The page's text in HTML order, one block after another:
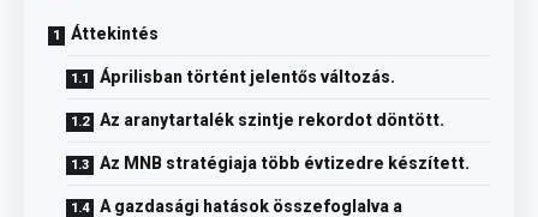
Áttekintés
Áprilisban történt jelentős változás.
Az aranytartalék szintje rekordot döntött.
Az MNB stratégiaja több évtizedre készített.
A gazdasági hatások összefoglalva a